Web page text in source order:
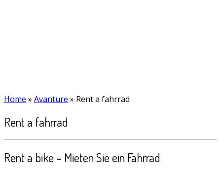
Home » Avanture » Rent a fahrrad
Rent a fahrrad
Rent a bike – Mieten Sie ein Fahrrad